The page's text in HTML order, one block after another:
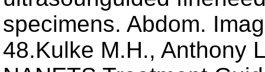
specimens. Abdom.
48.Kulke M.H., Anthony